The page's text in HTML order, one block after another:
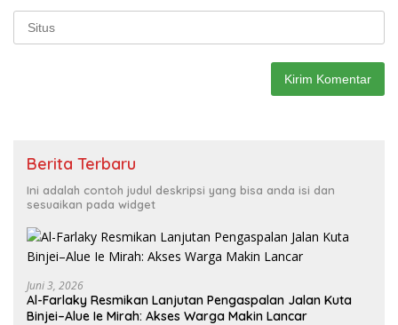
Berita Terbaru
Ini adalah contoh judul deskripsi yang bisa anda isi dan
sesuaikan pada widget
Juni 3, 2026
Al-Farlaky Resmikan Lanjutan Pengaspalan Jalan Kuta
Binjei–Alue Ie Mirah: Akses Warga Makin Lancar